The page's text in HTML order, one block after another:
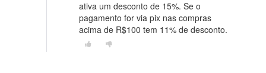
ativa um desconto de 15%. Se o
pagamento for via pix nas compras
acima de R$100 tem 11% de desconto.